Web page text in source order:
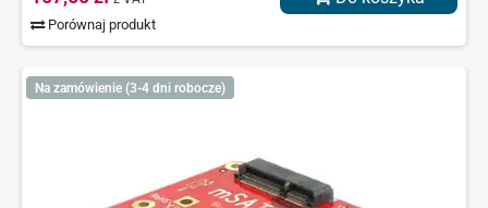
Porównaj produkt
Na zamówienie (3-4 dni robocze)